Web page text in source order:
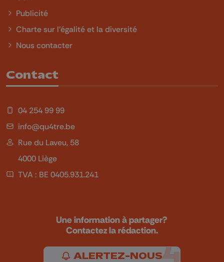
Publicité
Charte sur l'égalité et la diversité
Nous contacter
Contact
04 254 99 99
info@qu4tre.be
Rue du Laveu, 58
4000 Liège
TVA : BE 0405.931.241
Une information à partager?
Contactez la rédaction.
ALERTEZ-NOUS